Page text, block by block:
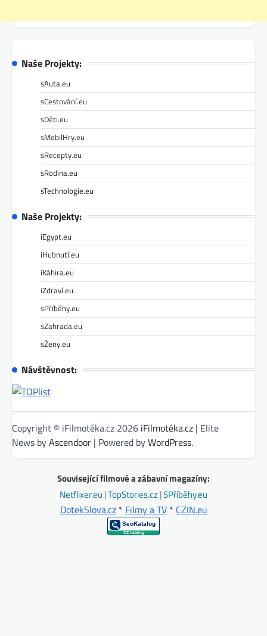
Naše Projekty:
sAuta.eu
sCestování.eu
sDěti.eu
sMobilHry.eu
sRecepty.eu
sRodina.eu
sTechnologie.eu
Naše Projekty:
iEgypt.eu
iHubnutí.eu
iKáhira.eu
iZdraví.eu
sPříběhy.eu
sZahrada.eu
sŽeny.eu
Návštěvnost:
Copyright © iFilmotéka.cz 2026 iFilmotéka.cz | Elite
News byAscendoor | Powered byWordPress.
Související filmové a zábavní magazíny:
Netflixer.eu |TopStories.cz|SPříběhy.eu
DotekSlova.cz* Filmy a TV* CZIN.eu